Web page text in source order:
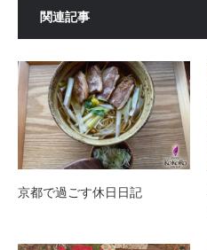
関連記事
京都で過ごす休日日記